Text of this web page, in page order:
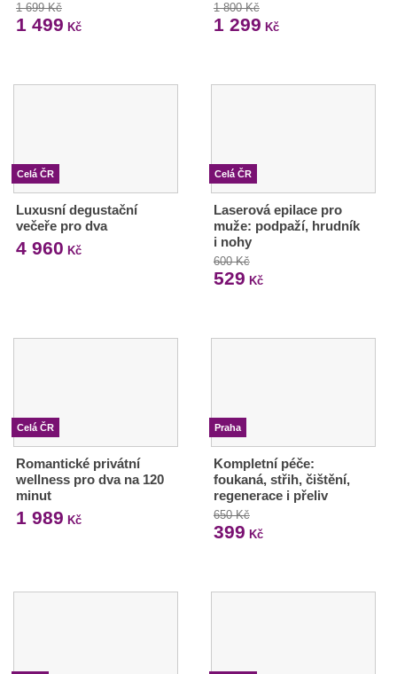
1 699 Kč
1 499 Kč
1 800 Kč
1 299 Kč
Celá ČR
Luxusní degustační
večeře pro dva
4 960 Kč
Celá ČR
Laserová epilace pro
muže: podpaží, hrudník
i nohy
600 Kč
529 Kč
Celá ČR
Romantické privátní
wellness pro dva na 120
minut
1 989 Kč
Praha
Kompletní péče:
foukaná, střih, čištění,
regenerace i přeliv
650 Kč
399 Kč